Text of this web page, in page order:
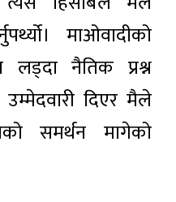
माओवादीको
लड्दा नैतिक प्रश्न
दिएर मैले
समर्थन मागेको